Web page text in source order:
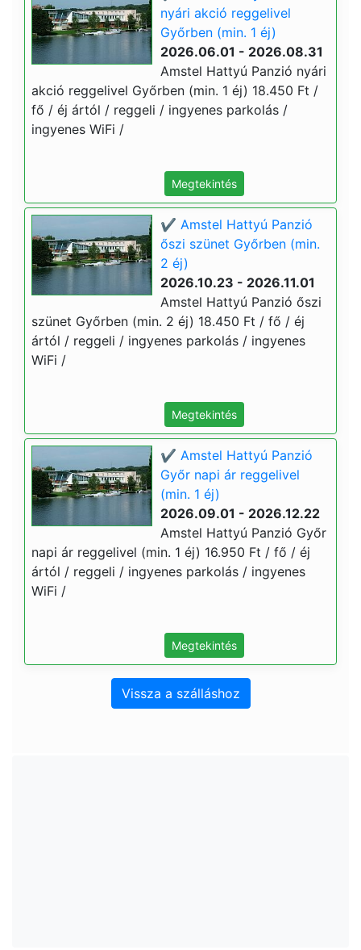
nyári akció reggelivel
Győrben (min. 1 éj)
2026.06.01 - 2026.08.31
Amstel Hattyú Panzió nyári
akció reggelivel Győrben (min. 1 éj) 18.450 Ft /
fő / éj ártól / reggeli / ingyenes parkolás /
ingyenes WiFi /
Megtekintés
✔️ Amstel Hattyú Panzió
őszi szünet Győrben (min.
2 éj)
2026.10.23 - 2026.11.01
Amstel Hattyú Panzió őszi
szünet Győrben (min. 2 éj) 18.450 Ft / fő / éj
ártól / reggeli / ingyenes parkolás / ingyenes
WiFi /
Megtekintés
✔️ Amstel Hattyú Panzió
Győr napi ár reggelivel
(min. 1 éj)
2026.09.01 - 2026.12.22
Amstel Hattyú Panzió Győr
napi ár reggelivel (min. 1 éj) 16.950 Ft / fő / éj
ártól / reggeli / ingyenes parkolás / ingyenes
WiFi /
Megtekintés
Vissza a szálláshoz